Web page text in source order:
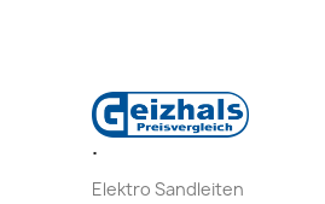
.
Elektro Sandleiten